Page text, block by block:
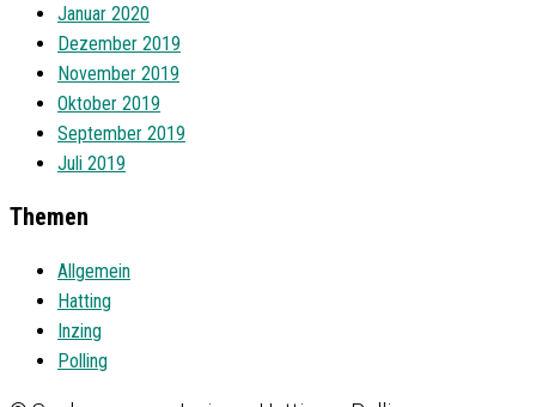
Januar 2020
Dezember 2019
November 2019
Oktober 2019
September 2019
Juli 2019
Themen
Allgemein
Hatting
Inzing
Polling